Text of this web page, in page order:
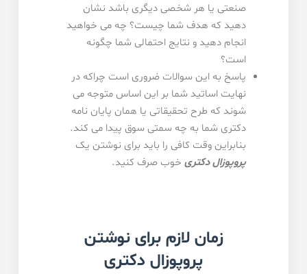
صنعتی یا هر شخصی دیگری باشد نشان
دهید که هدف شما چیست؟ چه می خواهید
انجام دهید و نتایج احتمالی شما چگونه
است؟
پاسخ به این سوالات ضروری است چراکه در
نهایت اساتید شما بر این اساس متوجه می
شوند که طرح تحقیقاتی یا همان پایان نامه
دکتری شما به چه سمتی سوق پیدا می کند.
بنابراین وقت کافی را باید برای نوشتن یک
پروپوزال دکتری خوب صرف کنید.
زمان لازم برای نوشتن
پروپوزال دکتری